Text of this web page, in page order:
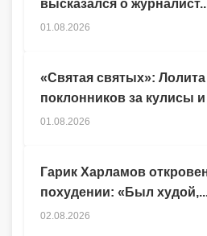
Гарик Харламов
похудении: «Был
02.08.2026
высказался о
01.08.2026
«Святая святых»:
поклонников за кулисы и
01.08.2026